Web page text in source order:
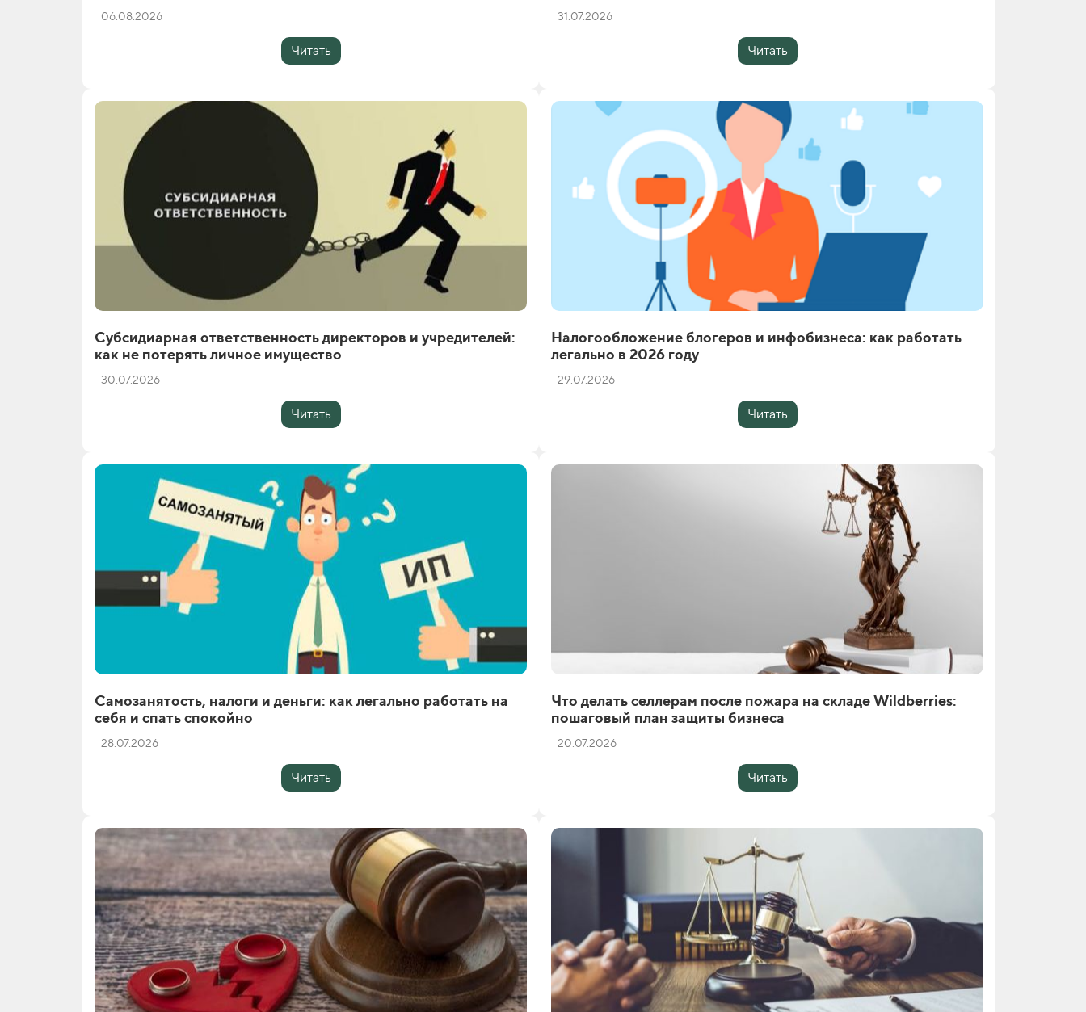
06.08.2026
Читать
31.07.2026
Читать
Субсидиарная ответственность директоров и учредителей:
как не потерять личное имущество
30.07.2026
Читать
Налогообложение блогеров и инфобизнеса: как работать
легально в 2026 году
29.07.2026
Читать
Самозанятость, налоги и деньги: как легально работать на
себя и спать спокойно
28.07.2026
Читать
Что делать селлерам после пожара на складе Wildberries:
пошаговый план защиты бизнеса
20.07.2026
Читать